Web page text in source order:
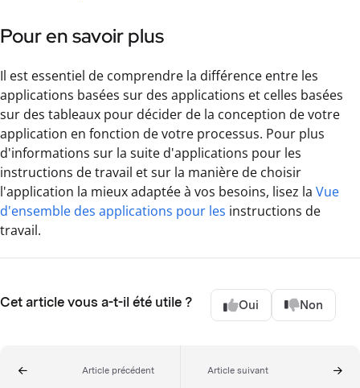
Pour en savoir plus
Il est essentiel de comprendre la différence entre les
applications basées sur des applications et celles basées
sur des tableaux pour décider de la conception de votre
application en fonction de votre processus. Pour plus
d'informations sur la suite d'applications pour les
instructions de travail et sur la manière de choisir
l'application la mieux adaptée à vos besoins, lisez la Vue
d'ensemble des applications pour les instructions de
travail.
Cet article vous a-t-il été utile ? Oui Non
Article précédent Article suivant